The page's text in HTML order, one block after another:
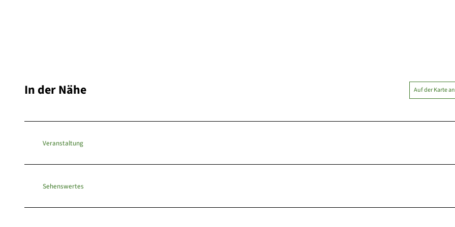
In der Nähe Auf der Karte
Veranstaltung
Sehenswertes